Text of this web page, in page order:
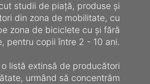
studii de piață, produse și
din zona de mobilitate, cu
zona de biciclete cu și fără
pentru copii între 2 - 10 ani.
listă extinsă de producători
urmând să concentrăm